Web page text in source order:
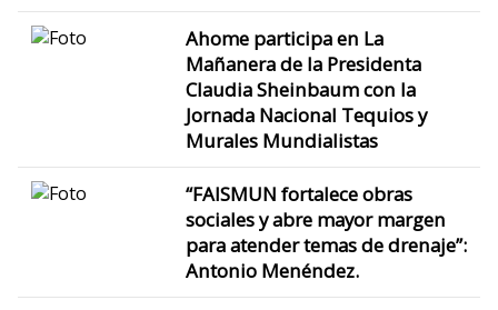
Ahome participa en La
Mañanera de la Presidenta
Claudia Sheinbaum con la
Jornada Nacional Tequios y
Murales Mundialistas
“FAISMUN fortalece obras
sociales y abre mayor margen
para atender temas de drenaje”:
Antonio Menéndez.